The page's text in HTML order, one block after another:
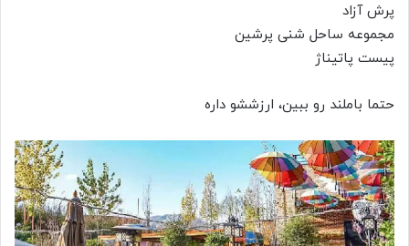
پرش آزاد
مجموعه ساحل شنی پرشین
پیست پاتیناژ
حتما باملند رو ببین، ارزششو داره